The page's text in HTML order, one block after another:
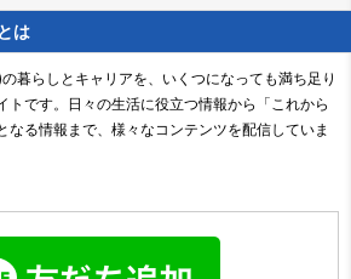
は
暮らしとキャリアを、いくつになっても満ち足り
トです。日々の生活に役立つ情報から「これから
なる情報まで、様々なコンテンツを配信していま